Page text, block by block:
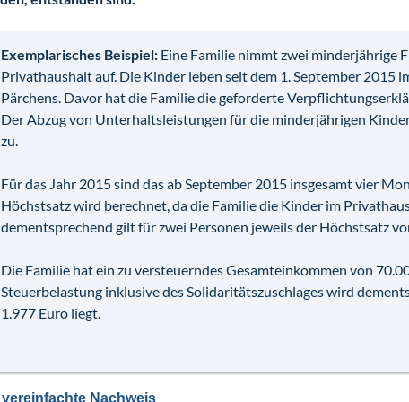
Exemplarisches Beispiel: Eine Familie nimmt zwei minderjährige
Privathaushalt auf. Die Kinder leben seit dem 1. September 2015
Pärchens. Davor hat die Familie die geforderte
Der Abzug von Unterhaltsleistungen für die minderjährigen
zu.
Für das Jahr 2015 sind das ab September 2015 insgesamt vier
Höchstsatz wird berechnet, da die Familie die Kinder im
dementsprechend gilt für zwei Personen jeweils der Höchstsatz
Die Familie hat ein zu versteuerndes Gesamteinkommen von
Steuerbelastung inklusive des Solidaritätszuschlages wird
1.977 Euro liegt.
Nachweis